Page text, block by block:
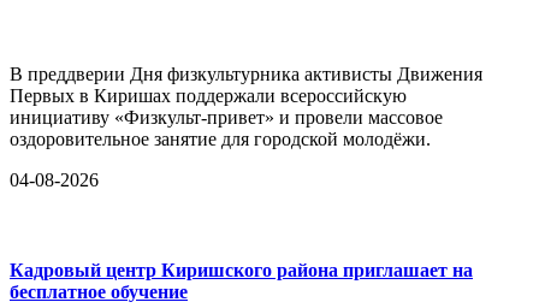
В преддверии Дня физкультурника активисты Движения
Первых в Киришах поддержали всероссийскую
инициативу «Физкульт-привет» и провели массовое
оздоровительное занятие для городской молодёжи.
04-08-2026
Кадровый центр Киришского района приглашает на
бесплатное обучение